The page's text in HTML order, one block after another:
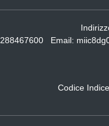
Email:
Codice